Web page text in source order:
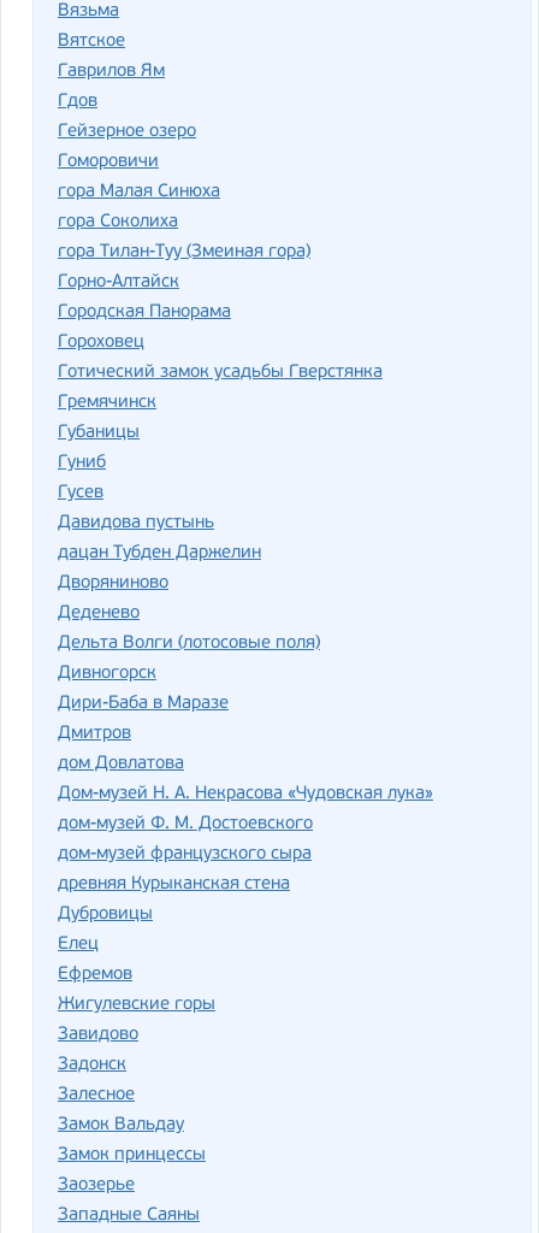
Вязьма
Вятское
Гаврилов Ям
Гдов
Гейзерное озеро
Гоморовичи
гора Малая Синюха
гора Соколиха
гора Тилан-Туу (Змеиная гора)
Горно-Алтайск
Городская Панорама
Гороховец
Готический замок усадьбы Гверстянка
Гремячинск
Губаницы
Гуниб
Гусев
Давидова пустынь
дацан Тубден Даржелин
Дворяниново
Деденево
Дельта Волги (лотосовые поля)
Дивногорск
Дири-Баба в Маразе
Дмитров
дом Довлатова
Дом-музей Н. А. Некрасова «Чудовская лука»
дом-музей Ф. М. Достоевского
дом-музей французского сыра
древняя Курыканская стена
Дубровицы
Елец
Ефремов
Жигулевские горы
Завидово
Задонск
Залесное
Замок Вальдау
Замок принцессы
Заозерье
Западные Саяны